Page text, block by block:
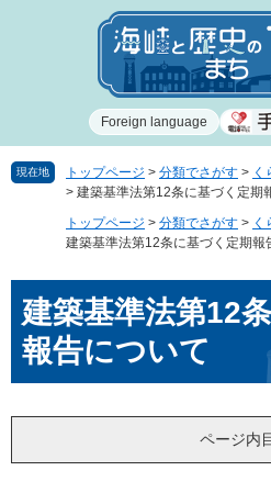
で
ば
Foreign language
現在地 トップページ > 分類でさがす > く
> 建築基準法第12条に基づく定期
トップページ > 分類でさがす > く
建築基準法第12条に基づく定期報
文建築基準法第12
報告について
ページ内